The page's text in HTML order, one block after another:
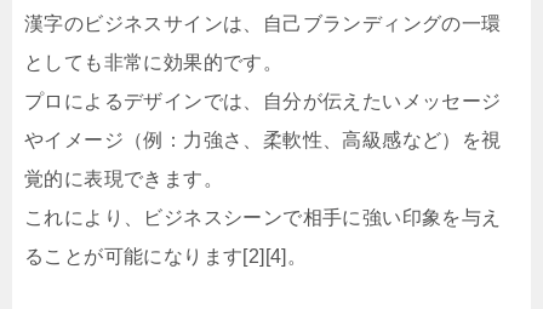
漢字のビジネスサインは、自己ブランディングの一環
としても非常に効果的です。
プロによるデザインでは、自分が伝えたいメッセージ
やイメージ（例：力強さ、柔軟性、高級感など）を視
覚的に表現できます。
これにより、ビジネスシーンで相手に強い印象を与え
ることが可能になります[2][4]。